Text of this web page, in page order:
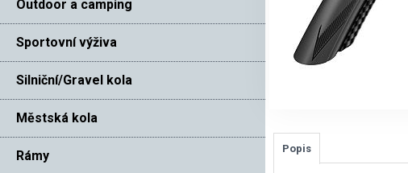
Outdoor a camping
Sportovní výživa
Silniční/Gravel kola
Městská kola
Rámy Popis